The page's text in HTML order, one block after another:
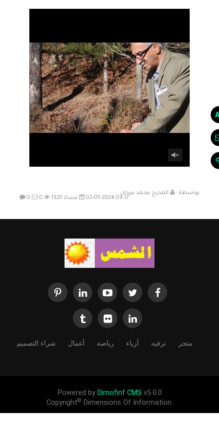
بواسطة :
المخرج محمد فرحان
02-05-2024 09:17 مساءً
0 0 1320
متجر ترفيه أزياء رياضة أعمال شراء التصميم
Powered by Dimofinf CMS v5.0.0
Copyright© Dimensions Of Information.